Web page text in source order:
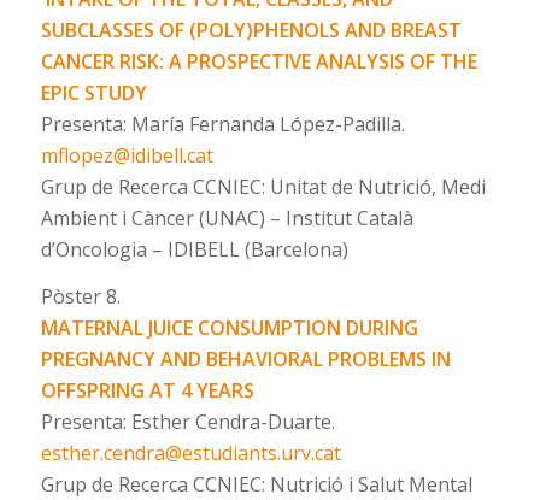
SUBCLASSES OF (POLY)PHENOLS AND BREAST
CANCER RISK: A PROSPECTIVE ANALYSIS OF THE
EPIC STUDY
Presenta: María Fernanda López-Padilla.
mflopez@idibell.cat
Grup de Recerca CCNIEC: Unitat de Nutrició, Medi
Ambient i Càncer (UNAC) – Institut Català
d’Oncologia – IDIBELL (Barcelona)
Pòster 8.
MATERNAL JUICE CONSUMPTION DURING
PREGNANCY AND BEHAVIORAL PROBLEMS IN
OFFSPRING AT 4 YEARS
Presenta: Esther Cendra-Duarte.
esther.cendra@estudiants.urv.cat
Grup de Recerca CCNIEC: Nutrició i Salut Mental